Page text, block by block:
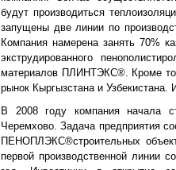
будут производиться
запущены две линии по
Компания намерена занять 70%
экструдированного
материалов ПЛИНТЭКС®. Кроме
рынок Кыргызстана и
В 2008 году компания начала
Черемхово. Задача предприятия
ПЕНОПЛЭКС®строительных
первой производственной линии